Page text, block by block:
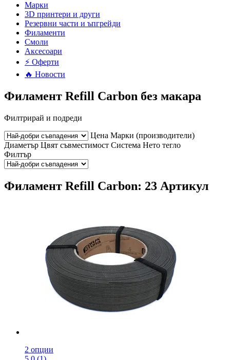
Mарки
3D принтери и други
Резервни части и ъпгрейди
Филаменти
Смоли
Аксесоари
⚡ Оферти
🔥 Новости
Филамент Refill Carbon без макара
Филтрирай и подреди
Цена Марки (производители)
Диаметър Цвят съвместимост Система Нето тегло
Филтър
Филамент Refill Carbon: 23 Артикул
2 опции